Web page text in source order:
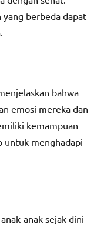
yang berbeda dapat
bahwa
emosi mereka dan
kemampuan
untuk menghadapi
anak sejak dini